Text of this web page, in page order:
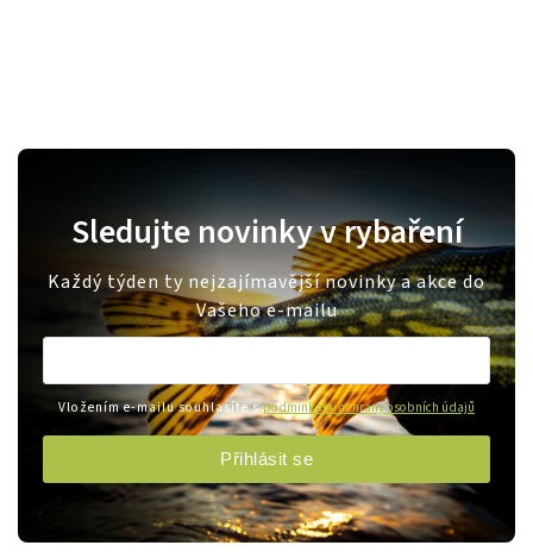
Sledujte novinky v rybaření
Každý týden ty nejzajímavější novinky a akce do
Vašeho e-mailu
Vložením e-mailu souhlasíte spodmínkami ochrany osobních údajů
Přihlásit se